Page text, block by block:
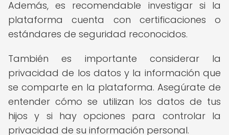
Además, es recomendable investigar si la
plataforma cuenta con certificaciones o
estándares de seguridad reconocidos.
También es importante considerar la
privacidad de los datos y la información que
se comparte en la plataforma. Asegúrate de
entender cómo se utilizan los datos de tus
hijos y si hay opciones para controlar la
privacidad de su información personal.